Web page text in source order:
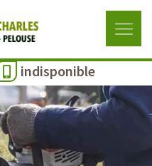
indisponible